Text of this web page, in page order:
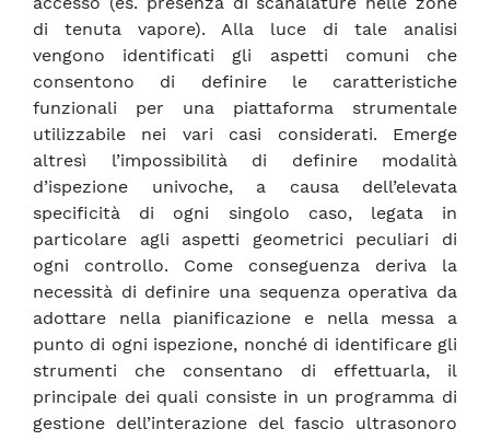
di tenuta vapore). Alla luce di tale analisi
vengono identificati gli aspetti comuni che
consentono di definire le caratteristiche
funzionali per una piattaforma strumentale
utilizzabile nei vari casi considerati. Emerge
altresì l’impossibilità di definire modalità
d’ispezione univoche, a causa dell’elevata
specificità di ogni singolo caso, legata in
particolare agli aspetti geometrici peculiari di
ogni controllo. Come conseguenza deriva la
necessità di definire una sequenza operativa da
adottare nella pianificazione e nella messa a
punto di ogni ispezione, nonché di identificare gli
strumenti che consentano di effettuarla, il
principale dei quali consiste in un programma di
gestione dell’interazione del fascio ultrasonoro